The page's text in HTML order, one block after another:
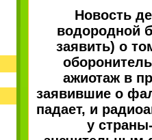
Новость
водородной
заявить) о
ажиотаж в
заявившие о
падает, и
у